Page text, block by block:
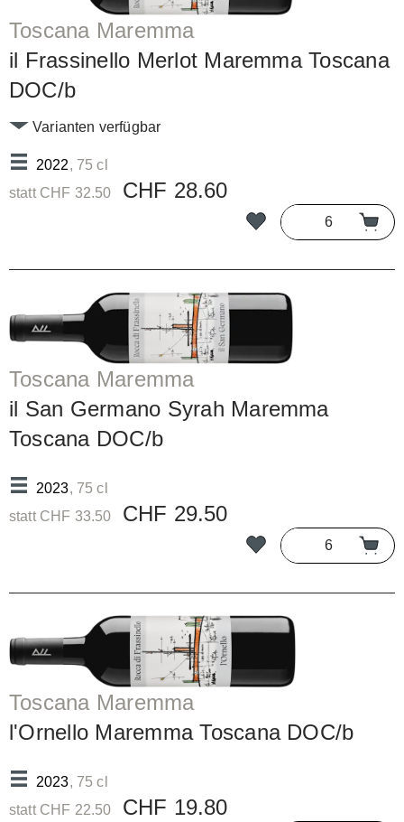
Toscana Maremma
il Frassinello Merlot Maremma Toscana
DOC/b
2022, 75 cl
Varianten verfügbar
statt CHF 32.50 CHF 28.60
Toscana Maremma
il San Germano Syrah Maremma
Toscana DOC/b
2023, 75 cl
statt CHF 33.50
CHF 29.50
Toscana Maremma
l'Ornello Maremma Toscana DOC/b
2023, 75 cl
statt CHF 22.50
CHF 19.80